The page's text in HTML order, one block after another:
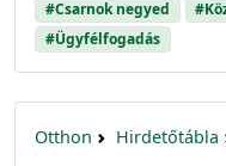
#Csarnok negyed
#Ügyfélfogadás
Otthon Hirdetőtábla